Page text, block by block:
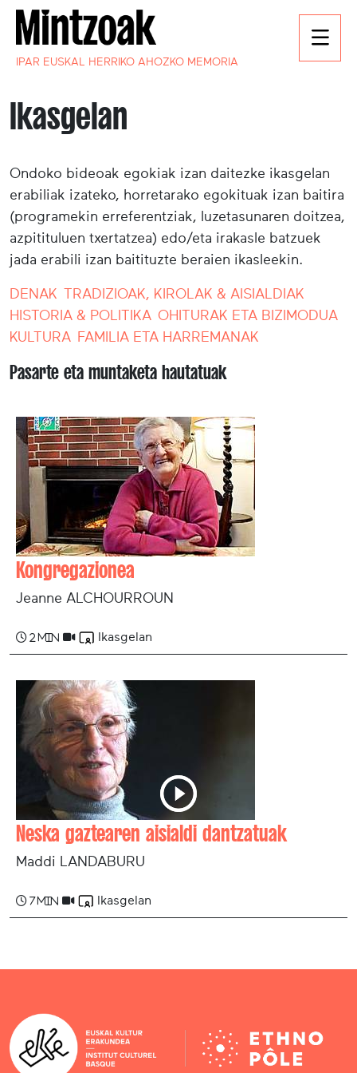
IPAR EUSKAL HERRIKO AHOZKO MEMORIA
Ikasgelan
Ondoko bideoak egokiak izan daitezke ikasgelan
erabiliak izateko, horretarako egokituak izan baitira
(programekin erreferentziak, luzetasunaren doitzea,
azpitituluen txertatzea) edo/eta irakasle batzuek
jada erabili izan baitituzte beraien ikasleekin.
DENAK TRADIZIOAK, KIROLAK & AISIALDIAK
HISTORIA & POLITIKA OHITURAK ETA BIZIMODUA
KULTURA FAMILIA ETA HARREMANAK
Pasarte eta muntaketa hautatuak
Kongregazionea
Jeanne ALCHOURROUN
2 min Ikasgelan
Neska gaztearen aisialdi dantzatuak
Maddi LANDABURU
7 min Ikasgelan